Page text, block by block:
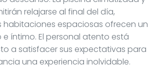
relajarse al final del día,
habitaciones espaciosas ofrecen un
íntimo. El personal atento está
a satisfacer sus expectativas para
una experiencia inolvidable.